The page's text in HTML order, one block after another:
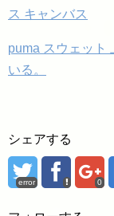
ス キャンバス
puma スウェット
いる。
シェアする
error 0